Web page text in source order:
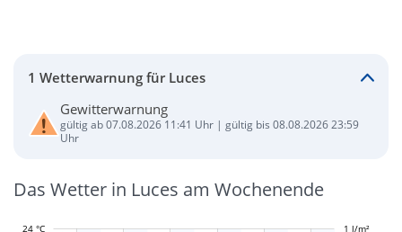
1 Wetterwarnung für Luces
Gewitterwarnung
gültig ab 07.08.2026 11:41 Uhr | gültig bis 08.08.2026 23:59
Uhr
Das Wetter in Luces am Wochenende
24 °C -0,4 l/m²
-0,2 l/m²
1 l/m²
1,2 l/m²